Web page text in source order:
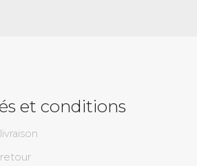
et conditions